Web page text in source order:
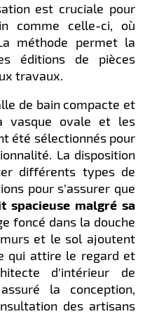
est cruciale pour
comme celle-ci, où
méthode permet la
éditions de pièces
travaux.
de bain compacte et
vasque ovale et les
été sélectionnés pour
La disposition
différents types de
pour s’assurer que
spacieuse malgré sa
foncé dans la douche
et le sol ajoutent
qui attire le regard et
d'intérieur de
la conception,
des artisans